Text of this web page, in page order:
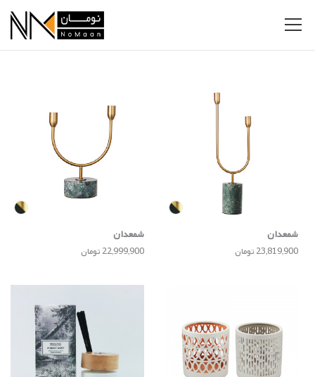
شمعدان
23,819,900 تومان
شمعدان
22,999,900 تومان